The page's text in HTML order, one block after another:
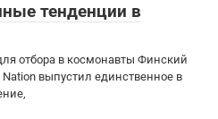
тенденции в
отбора в космонавты Финский
Nation выпустил единственное в